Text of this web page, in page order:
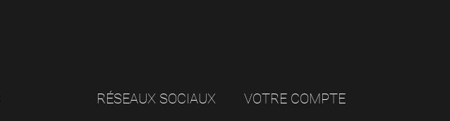
RÉSEAUX SOCIAUX VOTRE COMPTE